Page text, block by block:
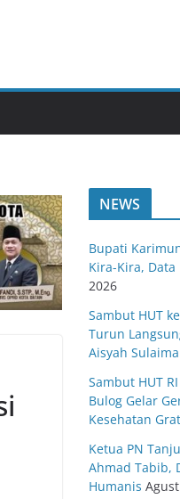
NEWS
Bupati
Kira-Kira, Data
2026
Sambut HUT
Turun
Aisyah
Sambut HUT
Bulog Gelar
Kesehatan
Ketua PN
Ahmad Tabib,
Humanis